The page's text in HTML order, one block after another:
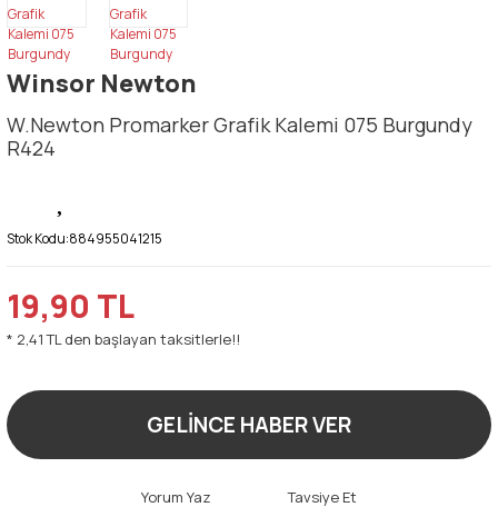
Winsor Newton
W.Newton Promarker Grafik Kalemi 075 Burgundy
R424
Stok Kodu:884955041215
19,90 TL
* 2,41 TL den başlayan taksitlerle!!
GELİNCE HABER VER
Yorum Yaz Tavsiye Et